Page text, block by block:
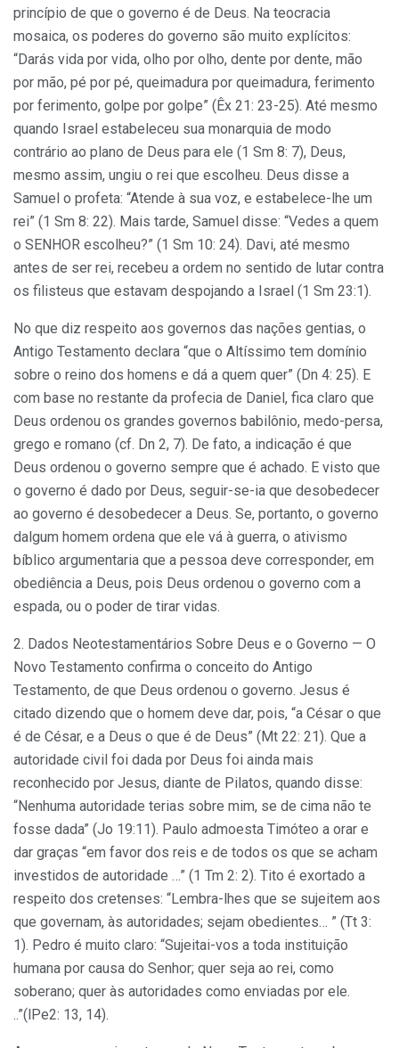
princípio de que o governo é de Deus. Na teocracia
mosaica, os poderes do governo são muito explícitos:
“Darás vida por vida, olho por olho, dente por dente, mão
por mão, pé por pé, queimadura por queimadura, ferimento
por ferimento, golpe por golpe” (Êx 21: 23-25). Até mesmo
quando Israel estabeleceu sua monarquia de modo
contrário ao plano de Deus para ele (1 Sm 8: 7), Deus,
mesmo assim, ungiu o rei que escolheu. Deus disse a
Samuel o profeta: “Atende à sua voz, e estabelece-lhe um
rei” (1 Sm 8: 22). Mais tarde, Samuel disse: “Vedes a quem
o SENHOR escolheu?” (1 Sm 10: 24). Davi, até mesmo
antes de ser rei, recebeu a ordem no sentido de lutar contra
os filisteus que estavam despojando a Israel (1 Sm 23:1).
No que diz respeito aos governos das nações gentias, o
Antigo Testamento declara “que o Altíssimo tem domínio
sobre o reino dos homens e dá a quem quer” (Dn 4: 25). E
com base no restante da profecia de Daniel, fica claro que
Deus ordenou os grandes governos babilônio, medo-persa,
grego e romano (cf. Dn 2, 7). De fato, a indicação é que
Deus ordenou o governo sempre que é achado. E visto que
o governo é dado por Deus, seguir-se-ia que desobedecer
ao governo é desobedecer a Deus. Se, portanto, o governo
dalgum homem ordena que ele vá à guerra, o ativismo
bíblico argumentaria que a pessoa deve corresponder, em
obediência a Deus, pois Deus ordenou o governo com a
espada, ou o poder de tirar vidas.
2. Dados Neotestamentários Sobre Deus e o Governo — O
Novo Testamento confirma o conceito do Antigo
Testamento, de que Deus ordenou o governo. Jesus é
citado dizendo que o homem deve dar, pois, “a César o que
é de César, e a Deus o que é de Deus” (Mt 22: 21). Que a
autoridade civil foi dada por Deus foi ainda mais
reconhecido por Jesus, diante de Pilatos, quando disse:
“Nenhuma autoridade terias sobre mim, se de cima não te
fosse dada” (Jo 19:11). Paulo admoesta Timóteo a orar e
dar graças “em favor dos reis e de todos os que se acham
investidos de autoridade …” (1 Tm 2: 2). Tito é exortado a
respeito dos cretenses: “Lembra-lhes que se sujeitem aos
que governam, às autoridades; sejam obedientes… ” (Tt 3:
1). Pedro é muito claro: “Sujeitai-vos a toda instituição
humana por causa do Senhor; quer seja ao rei, como
soberano; quer às autoridades como enviadas por ele.
..”(lPe2: 13, 14).